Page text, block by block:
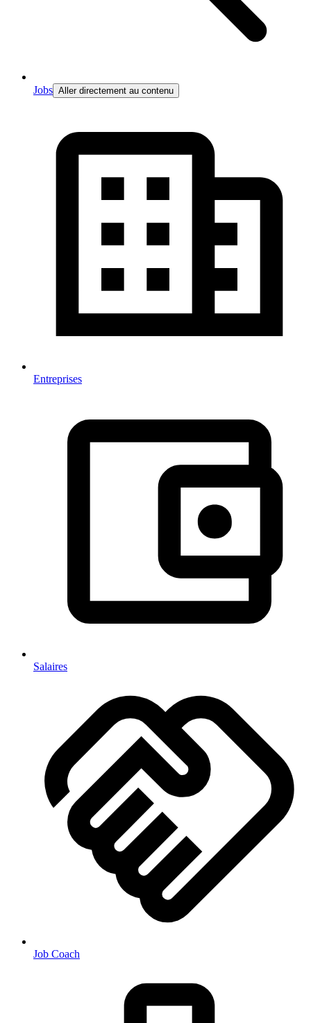
Jobs Aller directement au contenu
Entreprises
Salaires
Job Coach